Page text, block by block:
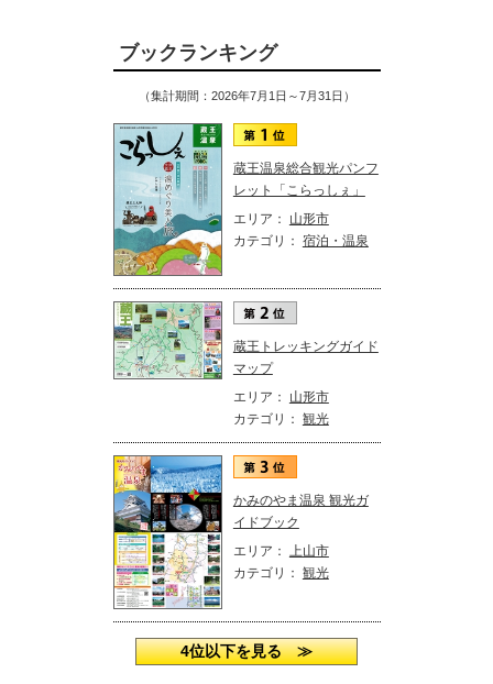
ブックランキング
（集計期間：2026年7月1日～7月31日）
蔵王温泉総合観光パンフ
レット「こらっしぇ」
エリア： 山形市
カテゴリ： 宿泊・温泉
蔵王トレッキングガイド
マップ
エリア： 山形市
カテゴリ： 観光
かみのやま温泉 観光ガ
イドブック
エリア： 上山市
カテゴリ： 観光
4位以下を見る ≫